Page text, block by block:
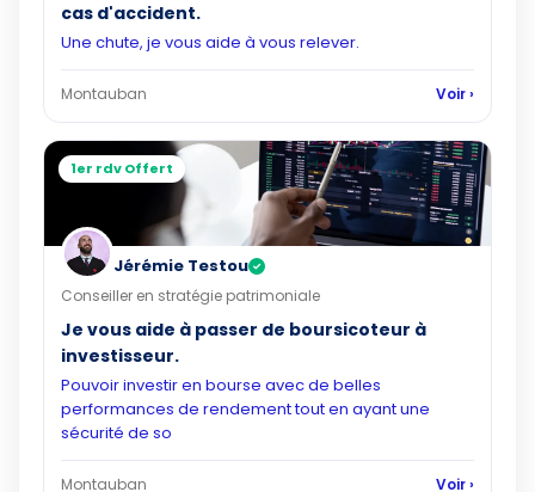
cas d'accident.
Une chute, je vous aide à vous relever.
Montauban Voir ›
1er rdv Offert
Jérémie Testou ✓
Conseiller en stratégie patrimoniale
Je vous aide à passer de boursicoteur à
investisseur.
Pouvoir investir en bourse avec de belles
performances de rendement tout en ayant une
sécurité de so
Montauban Voir ›